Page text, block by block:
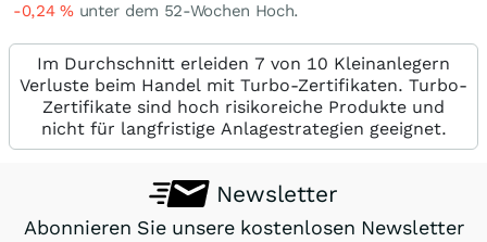
-0,24%unter dem 52-Wochen Hoch.
Im Durchschnitt erleiden 7 von 10 Kleinanlegern
Verluste beim Handel mit Turbo-Zertifikaten. Turbo-
Zertifikate sind hoch risikoreiche Produkte und
nicht für langfristige Anlagestrategien geeignet.
Newsletter
Abonnieren Sie unsere kostenlosen Newsletter